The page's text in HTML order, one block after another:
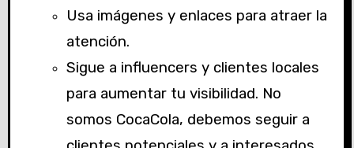
Usa imágenes y enlaces para atraer la
atención.
Sigue a influencers y clientes locales
para aumentar tu visibilidad. No
somos CocaCola, debemos seguir a